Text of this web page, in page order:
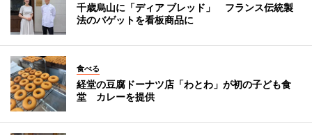
千歳烏山に「ディア ブレッド」 フランス伝統製
法のバゲットを看板商品に
食べる
経堂の豆腐ドーナツ店「わとわ」が初の子ども食
堂 カレーを提供